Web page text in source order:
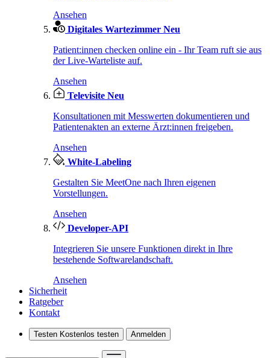
Ansehen
Digitales Wartezimmer Neu
Patient:innen checken online ein - Ihr Team ruft sie aus
der Live-Warteliste auf.
Ansehen
Televisite Neu
Konsultationen mit Messwerten dokumentieren und
Patientenakten an externe Ärzt:innen freigeben.
Ansehen
White-Labeling
Gestalten Sie MeetOne nach Ihren eigenen
Vorstellungen.
Ansehen
Developer-API
Integrieren Sie unsere Funktionen direkt in Ihre
bestehende Softwarelandschaft.
Ansehen
Sicherheit
Ratgeber
Kontakt
Testen Kostenlos testen Anmelden